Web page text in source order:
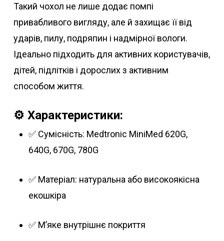
Такий чохол не лише додає помпі
привабливого вигляду, але й захищає її від
ударів, пилу, подряпин і надмірної вологи.
Ідеально підходить для активних користувачів,
дітей, підлітків і дорослих з активним
способом життя.
⚙️ Характеристики:
✅ Сумісність: Medtronic MiniMed 620G,
640G, 670G, 780G
✅ Матеріал: натуральна або високоякісна
екошкіра
✅ М’яке внутрішнє покриття